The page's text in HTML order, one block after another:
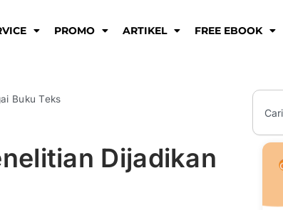
PROMO ARTIKEL FREE EBOOK
Buku Teks
Dijadikan
Search